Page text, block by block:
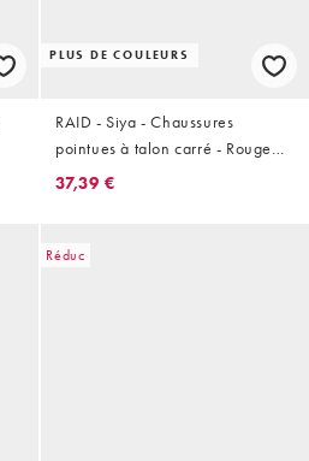
PLUS DE COULEURS
RAID - Siya - Chaussures
pointues à talon carré - Rouge
verni
37,39 €
Réduc